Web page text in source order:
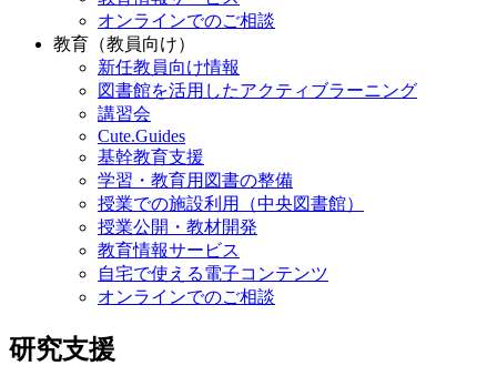
オンラインでのご相談
教育（教員向け）
新任教員向け情報
図書館を活用したアクティブラーニング
講習会
Cute.Guides
基幹教育支援
学習・教育用図書の整備
授業での施設利用（中央図書館）
授業公開・教材開発
教育情報サービス
自宅で使える電子コンテンツ
オンラインでのご相談
研究支援